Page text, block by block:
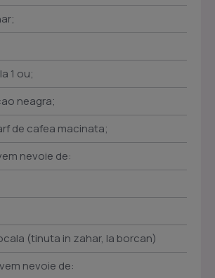
1 ou;
neagra;
de cafea macinata;
nevoie de:
(tinuta in zahar, la borcan)
nevoie de: